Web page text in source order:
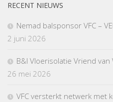
RECENT NIEUWS
Nemad balsponsor VFC –
2 juni 2026
B&I Vloerisolatie Vriend van
26 mei 2026
VFC versterkt netwerk met